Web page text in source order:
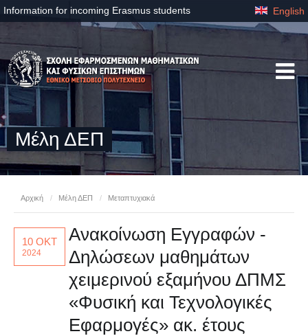
Information for incoming Erasmus students English
Μέλη ΔΕΠ
Αρχική / Μέλη ΔΕΠ / Μεταπτυχιακά
10 ΟΚΤ
2024
Ανακοίνωση Εγγραφών -
Δηλώσεων μαθημάτων
χειμερινού εξαμήνου ΔΠΜΣ
«Φυσική και Τεχνολογικές
Εφαρμογές» ακ. έτους